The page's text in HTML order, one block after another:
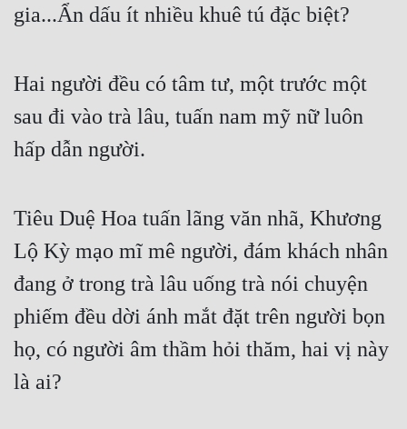
gia...Ẩn dấu ít nhiều khuê tú đặc biệt?
Hai người đều có tâm tư, một trước một
sau đi vào trà lâu, tuấn nam mỹ nữ luôn
hấp dẫn người.
Tiêu Duệ Hoa tuấn lãng văn nhã, Khương
Lộ Kỳ mạo mĩ mê người, đám khách nhân
đang ở trong trà lâu uống trà nói chuyện
phiếm đều dời ánh mắt đặt trên người bọn
họ, có người âm thầm hỏi thăm, hai vị này
là ai?